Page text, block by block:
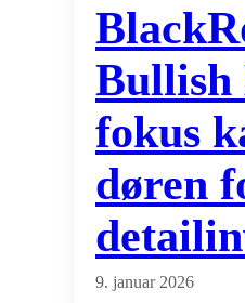
Bullish
fokus
døren
9. januar 2026